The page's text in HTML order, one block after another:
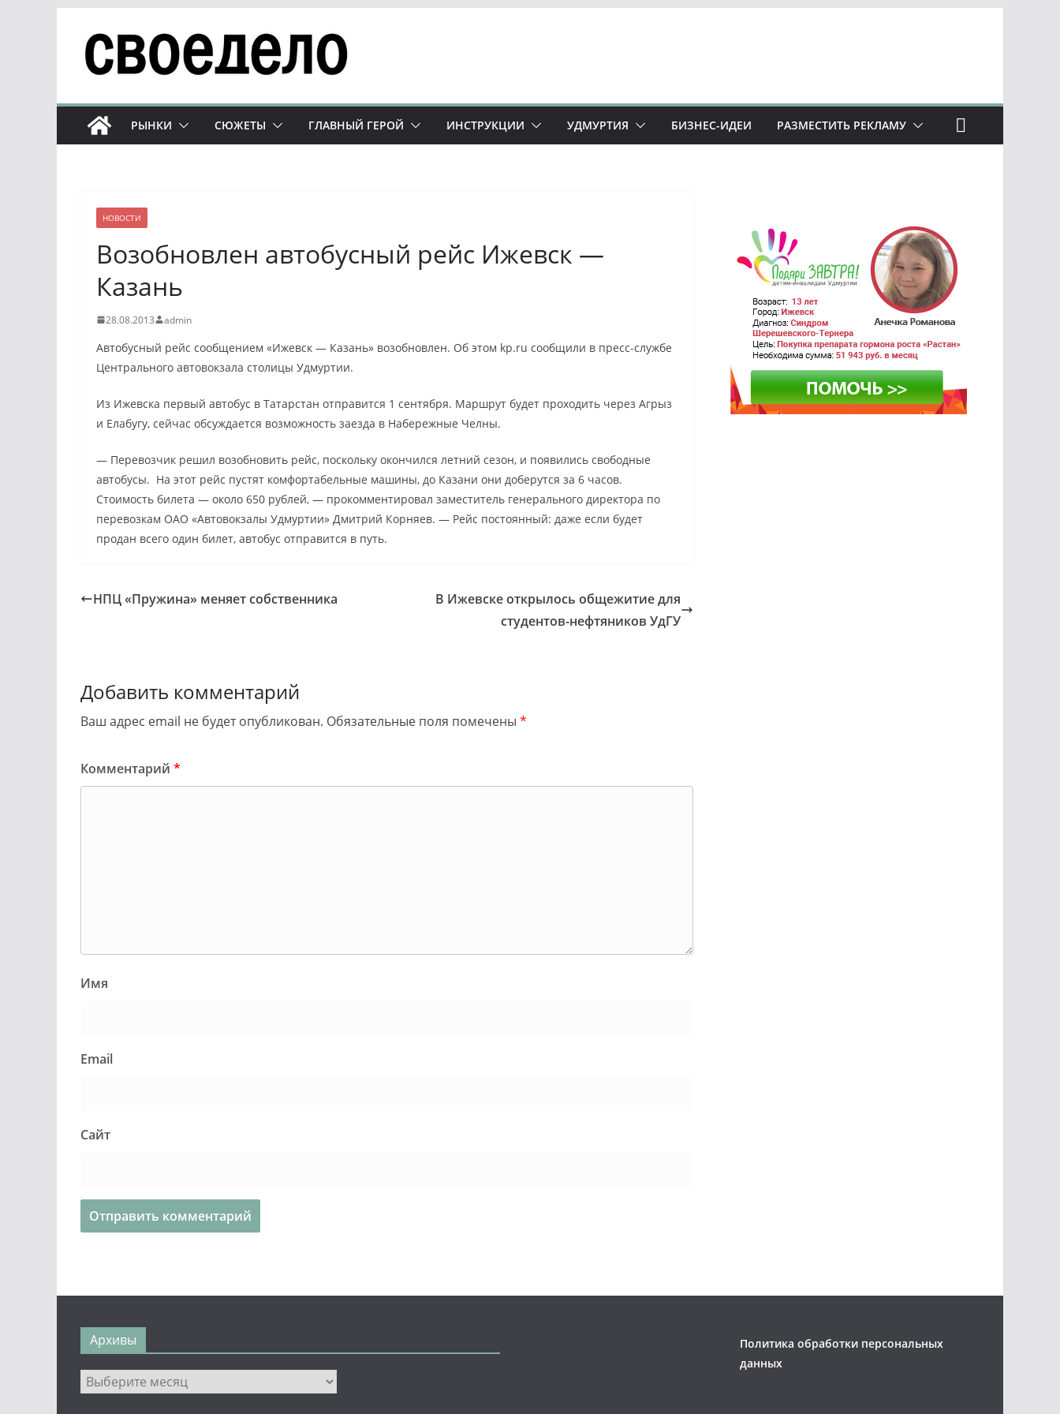
содержимому
РЫНКИ СЮЖЕТЫ ГЛАВНЫЙ ГЕРОЙ ИНСТРУКЦИИ УДМУРТИЯ БИЗНЕС-ИДЕИ РАЗМЕСТИТЬ РЕКЛАМУ
НОВОСТИ
Возобновлен автобусный рейс Ижевск —
Казань
28.08.2013 admin
Автобусный рейс сообщением «Ижевск — Казань» возобновлен. Об этом kp.ru сообщили в пресс-службе
Центрального автовокзала столицы Удмуртии.
Из Ижевска первый автобус в Татарстан отправится 1 сентября. Маршрут будет проходить через Агрыз
и Елабугу, сейчас обсуждается возможность заезда в Набережные Челны.
— Перевозчик решил возобновить рейс, поскольку окончился летний сезон, и появились свободные
автобусы. На этот рейс пустят комфортабельные машины, до Казани они доберутся за 6 часов.
Стоимость билета — около 650 рублей, — прокомментировал заместитель генерального директора по
перевозкам ОАО «Автовокзалы Удмуртии» Дмитрий Корняев. — Рейс постоянный: даже если будет
продан всего один билет, автобус отправится в путь.
НПЦ «Пружина» меняет собственника
В Ижевске открылось общежитие для
студентов-нефтяников УдГУ
Добавить комментарий
Ваш адрес email не будет опубликован. Обязательные поля помечены *
Комментарий *
Имя
Email
Сайт
Архивы
Архивы
Политика обработки персональных
данных